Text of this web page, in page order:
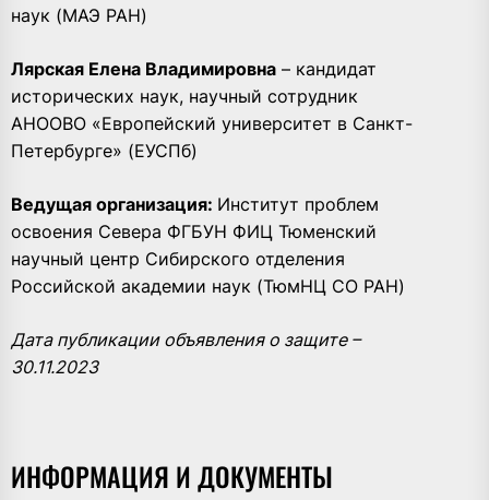
наук (МАЭ РАН)
Лярская Елена Владимировна – кандидат
исторических наук, научный сотрудник
АНООВО «Европейский университет в Санкт-
Петербурге» (ЕУСПб)
Ведущая организация: Институт проблем
освоения Севера ФГБУН ФИЦ Тюменский
научный центр Сибирского отделения
Российской академии наук (ТюмНЦ СО РАН)
Дата публикации объявления о защите –
30.11.2023
ИНФОРМАЦИЯ И ДОКУМЕНТЫ